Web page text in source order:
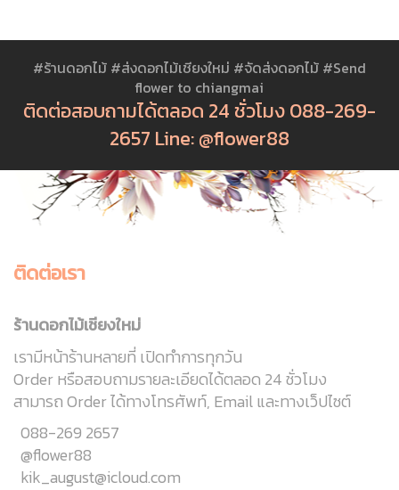
#ร้านดอกไม้ #ส่งดอกไม้เชียงใหม่ #จัดส่งดอกไม้ #Send
flower to chiangmai
ติดต่อสอบถามได้ตลอด 24 ชั่วโมง 088-269-
2657 Line: @flower88
ติดต่อเรา
ร้านดอกไม้เชียงใหม่
เรามีหน้าร้านหลายที่ เปิดทำการทุกวัน
Order หรือสอบถามรายละเอียดได้ตลอด 24 ชั่วโมง
สามารถ Order ได้ทางโทรศัพท์, Email และทางเว็ปไซต์
088-269 2657
@flower88
kik_august@icloud.com